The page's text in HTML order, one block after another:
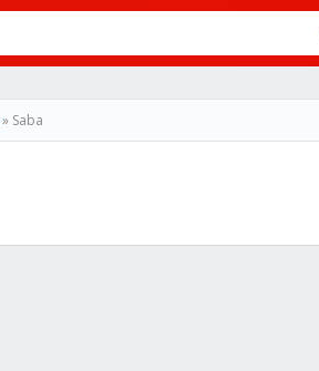
» Saba